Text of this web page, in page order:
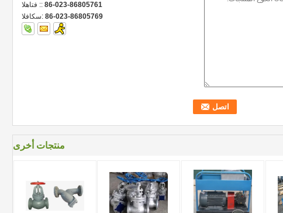
الهاتف :: 86-023-86805761
الفاكس: 86-023-86805769
منتجات أخرى